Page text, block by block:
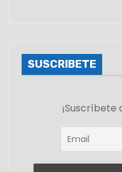
SUSCRIBETE
¡Suscríbete